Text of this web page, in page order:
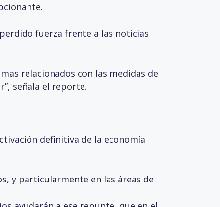
fuerza frente a las noticias
relacionados con las medidas de
señala el reporte.
definitiva de la economía
y particularmente en las áreas de